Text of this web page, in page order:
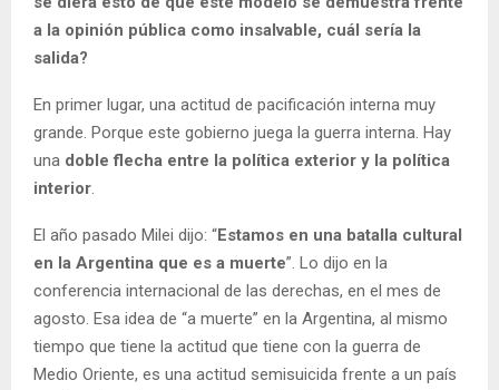
a la opinión pública como insalvable, cuál sería la
salida?
En primer lugar, una actitud de pacificación interna muy
grande. Porque este gobierno juega la guerra interna. Hay
una doble flecha entre la política exterior y la política
interior.
El año pasado Milei dijo: “Estamos en una batalla cultural
en la Argentina que es a muerte”. Lo dijo en la
conferencia internacional de las derechas, en el mes de
agosto. Esa idea de “a muerte” en la Argentina, al mismo
tiempo que tiene la actitud que tiene con la guerra de
Medio Oriente, es una actitud semisuicida frente a un país